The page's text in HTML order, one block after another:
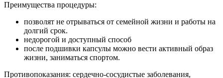
Преимущества процедуры:
позволят не отрываться от семейной жизни и работы на
долгий срок.
недорогой и доступный способ
после подшивки капсулы можно вести активный образ
жизни, заниматься спортом.
Противопоказания: сердечно-сосудистые заболевания,